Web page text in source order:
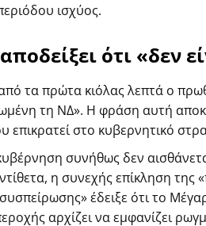
ισχύος.
ότι «δεν
τα πρώτα κιόλας λεπτά ο
τη ΝΔ». Η φράση αυτή
επικρατεί στο κυβερνητικό
συνήθως δεν
η συνεχής επίκληση της
έδειξε ότι το
αρχίζει να εμφανίζει